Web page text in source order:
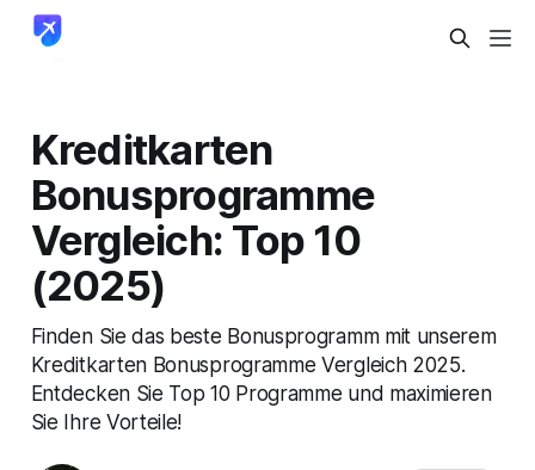
Kreditkarten
Bonusprogramme
Vergleich: Top 10
(2025)
Finden Sie das beste Bonusprogramm mit unserem
Kreditkarten Bonusprogramme Vergleich 2025.
Entdecken Sie Top 10 Programme und maximieren
Sie Ihre Vorteile!